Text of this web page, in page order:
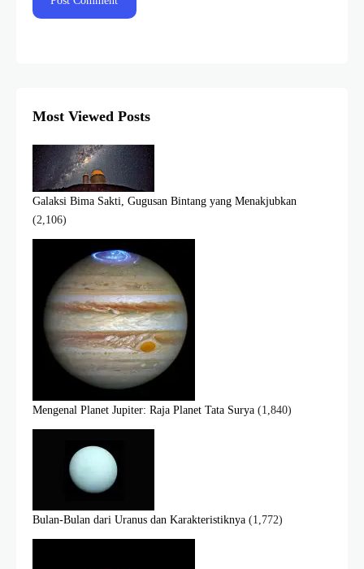
Most Viewed Posts
Galaksi Bima Sakti, Gugusan Bintang yang Menakjubkan
(2,106)
Mengenal Planet Jupiter: Raja Planet Tata Surya (1,840)
Bulan-Bulan dari Uranus dan Karakteristiknya (1,772)